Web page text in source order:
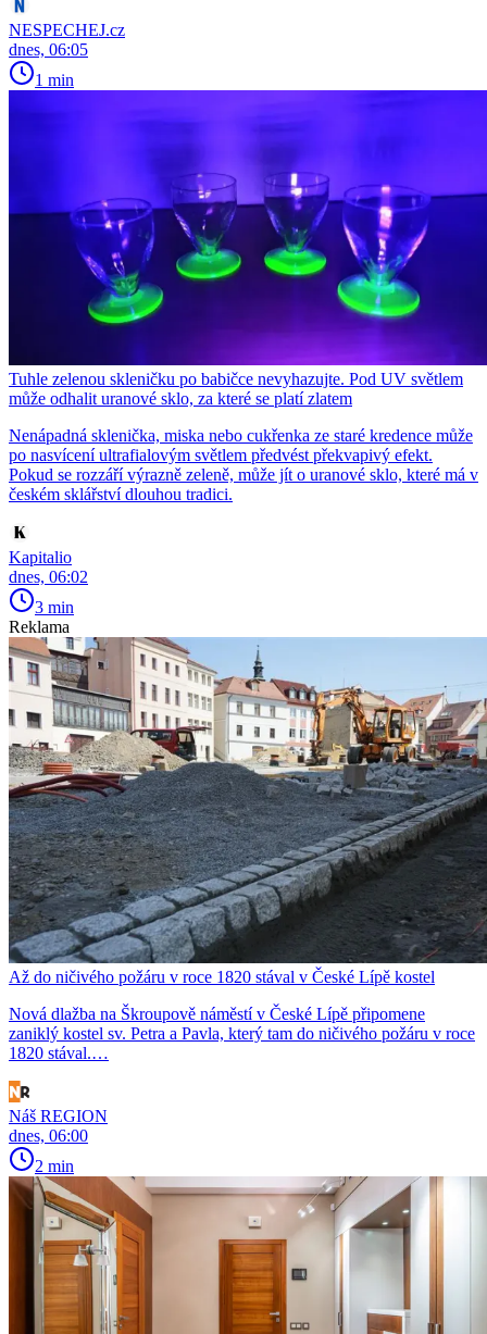
NESPECHEJ.cz
dnes, 06:05
1 min
Tuhle zelenou skleničku po babičce nevyhazujte. Pod UV světlem
může odhalit uranové sklo, za které se platí zlatem
Nenápadná sklenička, miska nebo cukřenka ze staré kredence může
po nasvícení ultrafialovým světlem předvést překvapivý efekt.
Pokud se rozzáří výrazně zeleně, může jít o uranové sklo, které má v
českém sklářství dlouhou tradici.
Kapitalio
dnes, 06:02
3 min
Reklama
Až do ničivého požáru v roce 1820 stával v České Lípě kostel
Nová dlažba na Škroupově náměstí v České Lípě připomene
zaniklý kostel sv. Petra a Pavla, který tam do ničivého požáru v roce
1820 stával.…
Náš REGION
dnes, 06:00
2 min